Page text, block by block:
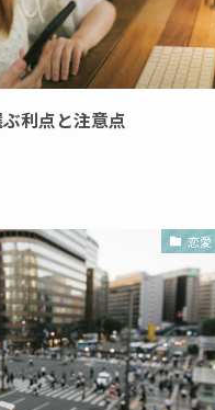
利点と注意点
恋愛